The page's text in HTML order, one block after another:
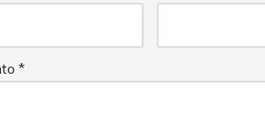
*